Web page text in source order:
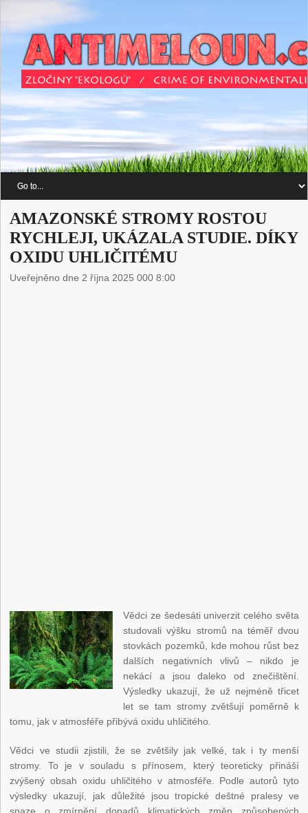
AMAZONSKÉ STROMY ROSTOU
RYCHLEJI, UKÁZALA STUDIE. DÍKY
OXIDU UHLIČITÉMU
Uveřejněno dne 2 října 2025 000 8:00
Vědci ze šedesáti univerzit celého světa
studovali výšku stromů na téměř dvou
stovkách pozemků, kde mohou růst bez
dalších negativních vlivů – nikdo je
nekácí a jsou daleko od znečištění.
Výsledky ukazují, že už nejméně třicet
let se tam stromy zvětšují poměrně k
tomu, jak v atmosféře přibývá oxidu uhličitého.
Vědci ve studii zjistili, že se zvětšily jak velké, tak i ty menší
stromy. To je v souladu s přínosem, který teoreticky přináší
zvýšený obsah oxidu uhličitého v atmosféře. Podle autorů tyto
výsledky ukazují, jak důležité jsou tropické deštné pralesy ve